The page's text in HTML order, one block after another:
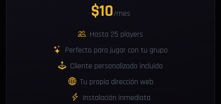
$10/mes
Hasta 25 players
Perfecto para jugar con tu grupo
Cliente personalizado incluido
Tu propia dirección web
Instalación inmediata